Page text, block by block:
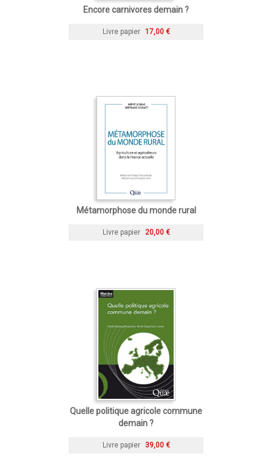
Encore carnivores demain ?
Livre papier 17,00 €
Métamorphose du monde rural
Livre papier 20,00 €
Quelle politique agricole commune
demain ?
Livre papier 39,00 €